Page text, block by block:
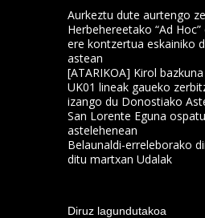
Aurkeztu dute aurtengo
Herbehereetako “Ad
ere kontzertua eskainiko
astean
[ATARIKOA] Kirol
UK01 lineak gaueko
izango du Donostiako
San Lorente Eguna
astelehenean
Belaunaldi-erreleborako
ditu martxan Udalak
Diruz lagundutakoa